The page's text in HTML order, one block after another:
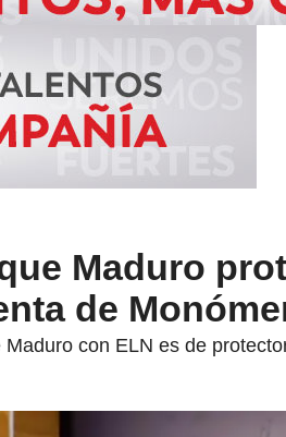
Maduro
de
con ELN es de